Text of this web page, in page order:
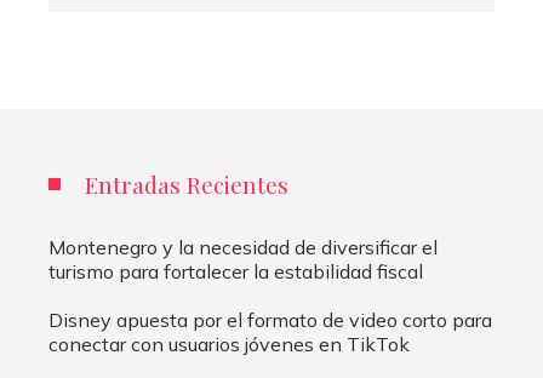
Entradas Recientes
Montenegro y la necesidad de diversificar el
turismo para fortalecer la estabilidad fiscal
Disney apuesta por el formato de video corto para
conectar con usuarios jóvenes en TikTok